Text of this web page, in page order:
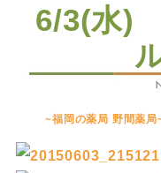
6/3(水)
~福岡の薬局 野間薬局